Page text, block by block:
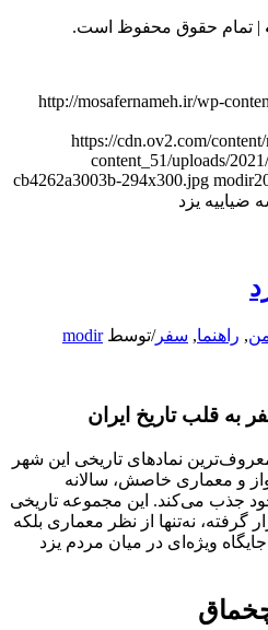
| تمام حقوق محفوظ است.
http://mosafernameh.ir/wp-
https://cdn.ov2.com/
content_51/uploads/
cb4262a3003b-294x300.jpg modir
ضیاییه یزد
, راهنما, سفر/توسطmodir
به قلب تاریخ ایران
نمادهای تاریخی این شهر
و معماری خاصش، سالانه
جذب می‌کند. این مجموعه تاریخی
نه‌تنها از نظر معماری بلکه
ویژه‌ای در میان مردم یزد